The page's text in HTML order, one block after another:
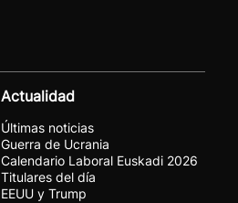
Actualidad
Últimas noticias
Guerra de Ucrania
Calendario Laboral Euskadi 2026
Titulares del día
EEUU y Trump